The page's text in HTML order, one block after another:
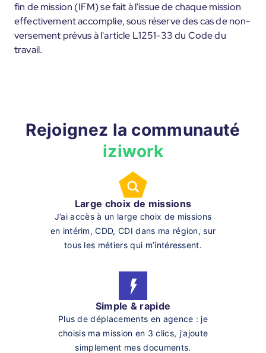
fin de mission (IFM) se fait à l'issue de chaque mission
effectivement accomplie, sous réserve des cas de non-
versement prévus à l'article L1251-33 du Code du
travail.
Rejoignez la communauté
iziwork
Large choix de missions
J’ai accès à un large choix de missions
en intérim, CDD, CDI dans ma région, sur
tous les métiers qui m’intéressent.
Simple & rapide
Plus de déplacements en agence : je
choisis ma mission en 3 clics, j'ajoute
simplement mes documents.